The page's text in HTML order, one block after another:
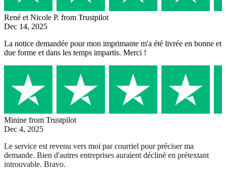
René et Nicole P. from Trustpilot
Dec 14, 2025
La notice demandée pour mon imprimante m'a été livrée en bonne et
due forme et dans les temps impartis. Merci !
Minine from Trustpilot
Dec 4, 2025
Le service est revenu vers moi par courriel pour préciser ma
demande. Bien d'autres entreprises auraient décliné en prétextant
introuvable. Bravo.